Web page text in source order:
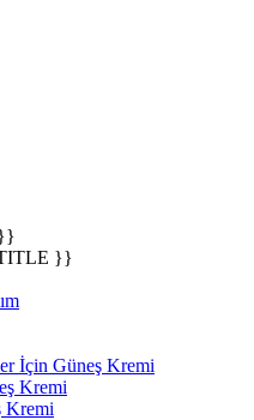
}}
İçin Güneş Kremi
Kremi
Kremi